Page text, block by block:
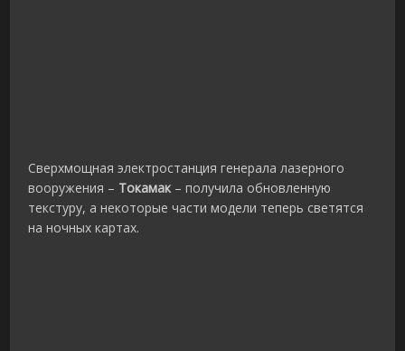
Сверхмощная электростанция генерала лазерного
вооружения – Токамак– получила обновленную
текстуру, а некоторые части модели теперь светятся
на ночных картах.